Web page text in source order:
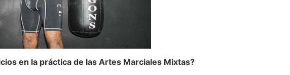
en la práctica de las Artes Marciales Mixtas?